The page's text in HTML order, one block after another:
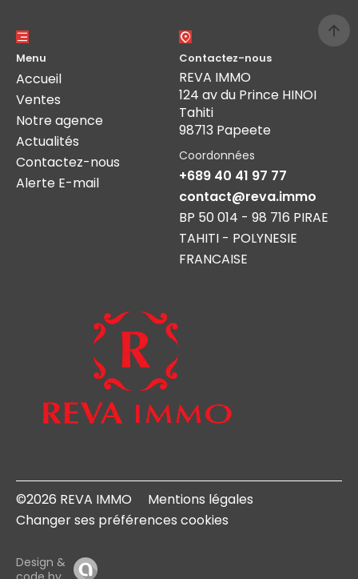
Menu
Accueil
Ventes
Notre agence
Actualités
Contactez-nous
Alerte E-mail
Contactez-nous
REVA IMMO
124 av du Prince HINOI
Tahiti
98713 Papeete
Coordonnées
+689 40 41 97 77
contact@reva.immo
BP 50 014 - 98 716 PIRAE
TAHITI - POLYNESIE
FRANCAISE
©2026 REVA IMMO
Mentions légales
Changer ses préférences cookies
Design &